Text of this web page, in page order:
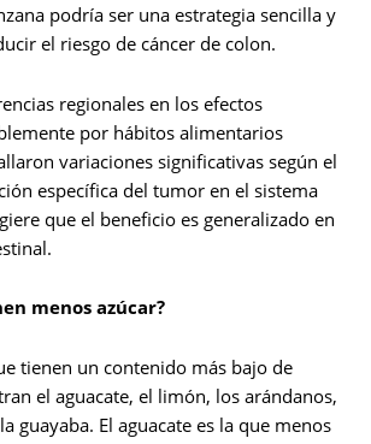
podría ser una estrategia sencilla y
el riesgo de cáncer de colon.
regionales en los efectos
por hábitos alimentarios
variaciones significativas según el
específica del tumor en el sistema
que el beneficio es generalizado en
menos azúcar?
tienen un contenido más bajo de
el aguacate, el limón, los arándanos,
guayaba. El aguacate es la que menos